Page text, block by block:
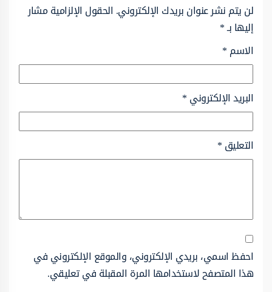
لن يتم نشر عنوان بريدك الإلكتروني. الحقول الإلزامية مشار
إليها بـ*
الاسم*
البريد الإلكتروني*
التعليق*
احفظ اسمي، بريدي الإلكتروني، والموقع الإلكتروني في
هذا المتصفح لاستخدامها المرة المقبلة في تعليقي.